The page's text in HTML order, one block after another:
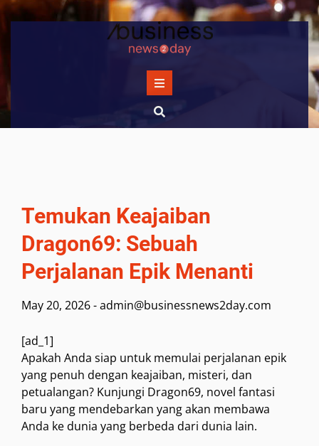
Skip
Temukan Keajaiban
Dragon69: Sebuah
Perjalanan Epik Menanti
May 20, 2026-admin@businessnews2day.com
[ad_1]
Apakah Anda siap untuk memulai perjalanan epik
yang penuh dengan keajaiban, misteri, dan
petualangan? Kunjungi Dragon69, novel fantasi
baru yang mendebarkan yang akan membawa
Anda ke dunia yang berbeda dari dunia lain.